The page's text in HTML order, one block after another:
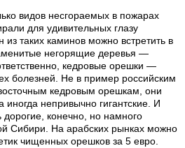
видов несгораемых в пожарах
для удивительных глазу
таких каминов можно встретить в
негорящие деревья —
кедровые орешки —
болезней. Не в пример российским
кедровым орешкам, они
иногда непривычно гигантские. И
дорогие, конечно, но намного
Сибири. На арабских рынках можно
чищенных орешков за 5 евро.